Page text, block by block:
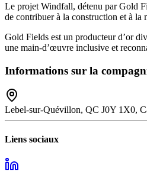
Le projet Windfall, détenu par Gold
de contribuer à la construction et à la
Gold Fields est un producteur d’or
une main-d’œuvre inclusive et
Informations sur la
Lebel-sur-Quévillon, QC J0Y 1X0,
Liens sociaux